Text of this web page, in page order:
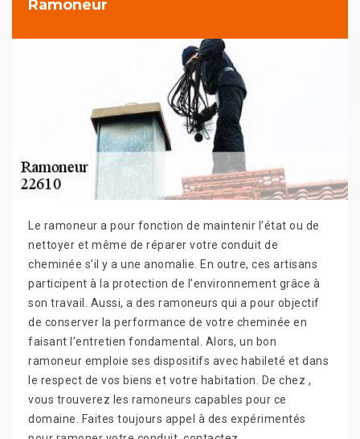
Ramoneur
Le ramoneur a pour fonction de maintenir l’état ou de
nettoyer et même de réparer votre conduit de
cheminée s’il y a une anomalie. En outre, ces artisans
participent à la protection de l’environnement grâce à
son travail. Aussi, a des ramoneurs qui a pour objectif
de conserver la performance de votre cheminée en
faisant l’entretien fondamental. Alors, un bon
ramoneur emploie ses dispositifs avec habileté et dans
le respect de vos biens et votre habitation. De chez ,
vous trouverez les ramoneurs capables pour ce
domaine. Faites toujours appel à des expérimentés